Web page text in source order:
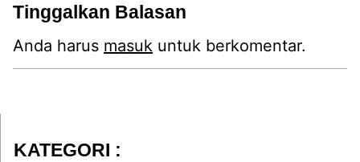
Tinggalkan Balasan
Anda harus masuk untuk berkomentar.
KATEGORI :